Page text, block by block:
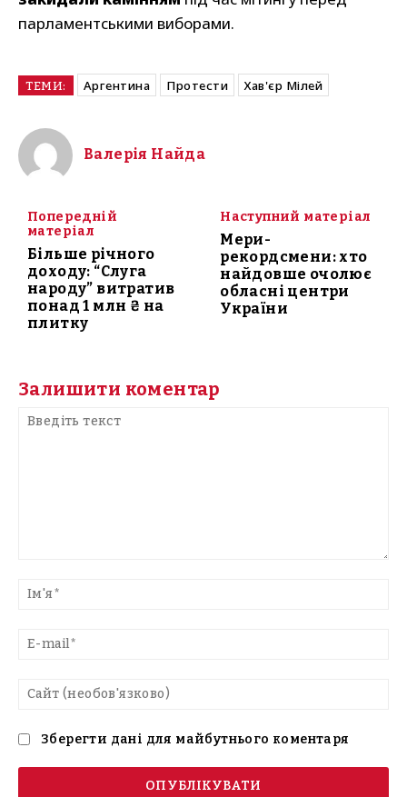
парламентськими виборами.
ТЕМИ: Аргентина Протести Хав'єр Мілей
Валерія Найда
Попередній
матеріал
Більше річного
доходу: “Слуга
народу” витратив
понад 1 млн ₴ на
плитку
Наступний матеріал
Мери-
рекордсмени: хто
найдовше очолює
обласні центри
України
Залишити коментар
текст
Зберегти дані для майбутнього коментаря